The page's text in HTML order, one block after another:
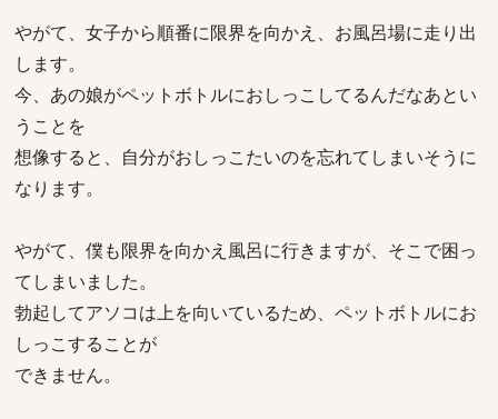
やがて、女子から順番に限界を向かえ、お風呂場に走り出
します。
今、あの娘がペットボトルにおしっこしてるんだなあとい
うことを
想像すると、自分がおしっこたいのを忘れてしまいそうに
なります。
やがて、僕も限界を向かえ風呂に行きますが、そこで困っ
てしまいました。
勃起してアソコは上を向いているため、ペットボトルにお
しっこすることが
できません。